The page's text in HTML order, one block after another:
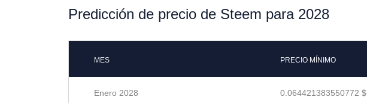
Predicción de precio de Steem para 2028
MES PRECIO MÍNIMO
Enero 2028 0.064421383550772 $